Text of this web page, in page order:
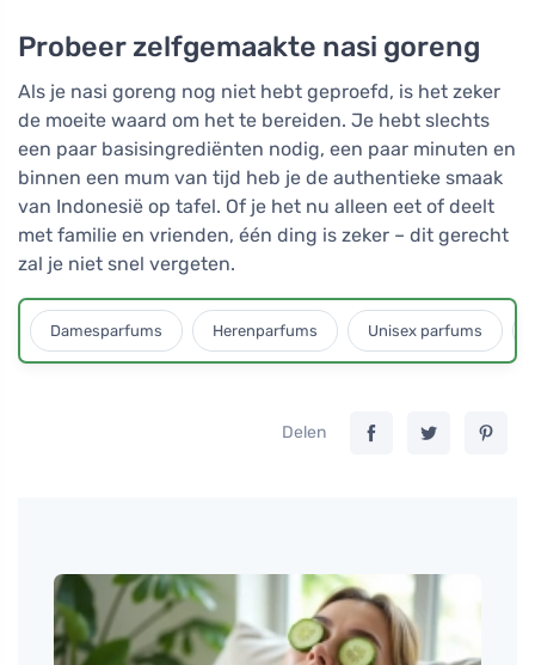
Probeer zelfgemaakte nasi goreng
Als je nasi goreng nog niet hebt geproefd, is het zeker
de moeite waard om het te bereiden. Je hebt slechts
een paar basisingrediënten nodig, een paar minuten en
binnen een mum van tijd heb je de authentieke smaak
van Indonesië op tafel. Of je het nu alleen eet of deelt
met familie en vrienden, één ding is zeker – dit gerecht
zal je niet snel vergeten.
Damesparfums Herenparfums Unisex parfums
Delen